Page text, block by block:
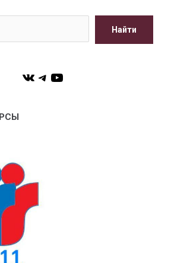
Найти
VKTelegram
YouTube